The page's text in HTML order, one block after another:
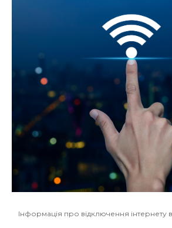
Інформація про відключення інтернету